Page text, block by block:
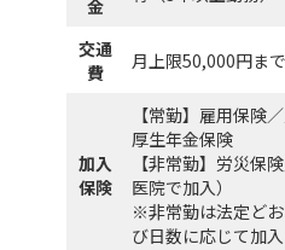
金
交通
費
月上限50,000円ま
加入
保険
【常勤】雇用保険
厚生年金保険
【非常勤】労災保
医院で加入）
※非常勤は法定ど
び日数に応じて加入